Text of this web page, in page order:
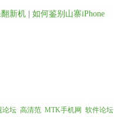
新机 如何鉴别山寨iPhone
论坛 高清范 MTK手机网 软件论坛